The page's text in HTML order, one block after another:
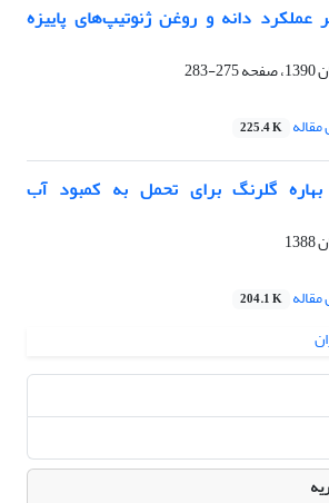
دانه و روغن ژنوتیپ‌های پاییزه
275-283
225.4 K
بهاره گلرنگ برای تحمل به کمبود آب
204.1 K